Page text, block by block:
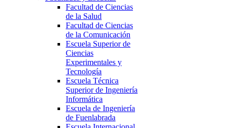
Facultad de Ciencias
de la Salud
Facultad de Ciencias
de la Comunicación
Escuela Superior de
Ciencias
Experimentales y
Tecnología
Escuela Técnica
Superior de Ingeniería
Informática
Escuela de Ingeniería
de Fuenlabrada